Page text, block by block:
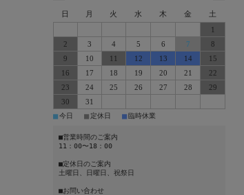
日 月 火 水 木 金
土
1
2
3 4 5 6 7
8
9
10 11 12 13 14
15
16
17 18 19 20 21
22
23
24 25 26 27 28
29
30
31
■今日 ■ 定休日 ■臨時休業
■営業時間のご案内
11：00〜18：00
■定休日のご案内
土曜日、日曜日、祝祭日
■お問い合わせ